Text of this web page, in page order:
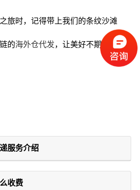
旅时，记得带上我们的条纹沙滩
的海外仓代发，让美好不期而遇吧
服务介绍
收费